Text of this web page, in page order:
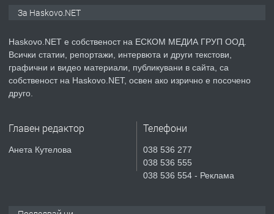
преди 4 дни
ПРЕДЛАГА
Продавам парцел в гр. Хасково кв.
СГЛОБЯВАНЕ НА МЕБЕЛИ.
За Haskovo.NET
Haskovo.NET е собственост на ЕСКОМ МЕДИА ГРУП ООД.
Всички статии, репортажи, интервюта и други текстови,
графични и видео материали, публикувани в сайта, са
собственост на Haskovo.NET, освен ако изрично е посочено
друго.
Главен редактор
Анета Кутелова
Телефони
038 536 277
038 536 555
038 536 554 - Реклама